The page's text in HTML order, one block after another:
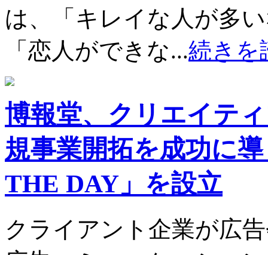
は、「キレイな人が多
「恋人ができな...続きを
博報堂、クリエイテ
規事業開拓を成功に
THE DAY」を設立
クライアント企業が広